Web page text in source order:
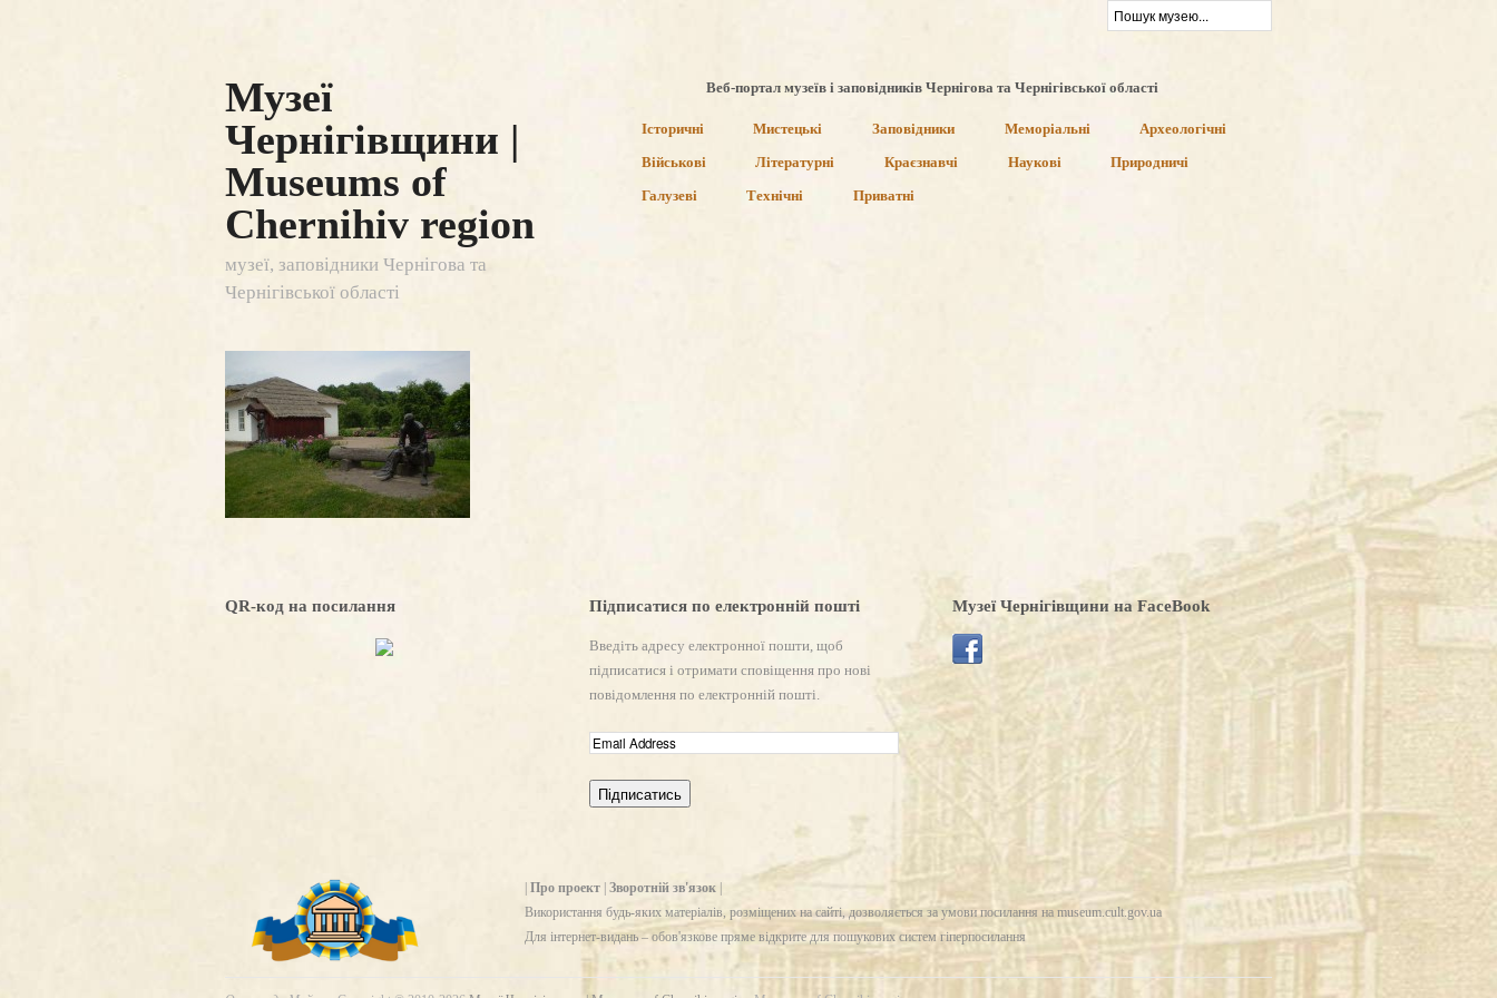
Музеї
Чернігівщини |
Museums of
Chernihiv region
музеї, заповідники Чернігова та
Чернігівської області
Веб-портал музеїв і заповідників Чернігова та Чернігівської області
Історичні Мистецькі Заповідники Меморіальні Археологічні
Військові Літературні Краєзнавчі Наукові Природничі
Галузеві Технічні Приватні
QR-код на посилання Підписатися по електронній пошті
Введіть адресу електронної пошти, щоб
підписатися і отримати сповіщення про нові
повідомлення по електронній пошті.
Музеї Чернігівщини на FaceBook
Про проект| Зворотній зв'язок|
Використання будь-яких матеріалів, розміщених на сайті, дозволяється за умови посилання на museum.cult.gov.ua
Для інтернет-видань – обов'язкове пряме відкрите для пошукових систем гіперпосилання